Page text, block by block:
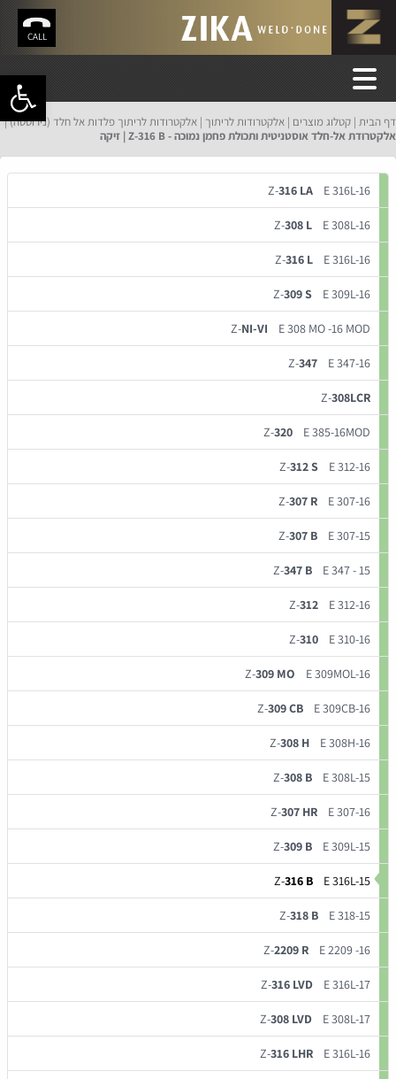
פתח
CALL
דף הבית קטלוג מוצרים אלקטרודות לריתוך אלקטרודות לריתוך פלדות אל חלד (נירוסטה)
אלקטרודת אל-חלד אוסטניטית ותכולת פחמן נמוכה - Z-316 B | זיקה
Z-316 LA E 316L-16
Z-308 L E 308L-16
Z-316 L E 316L-16
Z-309 S E 309L-16
Z-NI-VI E 308 MO -16 MOD
Z-347 E 347-16
Z-308LCR
Z-320 E 385-16MOD
Z-312 S E 312-16
Z-307 R E 307-16
Z-307 B E 307-15
Z-347 B E 347 - 15
Z-312 E 312-16
Z-310 E 310-16
Z-309 MO E 309MOL-16
Z-309 CB E 309CB-16
Z-308 H E 308H-16
Z-308 B E 308L-15
Z-307 HR E 307-16
Z-309 B E 309L-15
Z-316 B E 316L-15
Z-318 B E 318-15
Z-2209 R E 2209 -16
Z-316 LVD E 316L-17
Z-308 LVD E 308L-17
Z-316 LHR E 316L-16